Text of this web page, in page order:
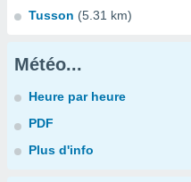
Tusson (5.31 km)
Météo...
Heure par heure
PDF
Plus d'info